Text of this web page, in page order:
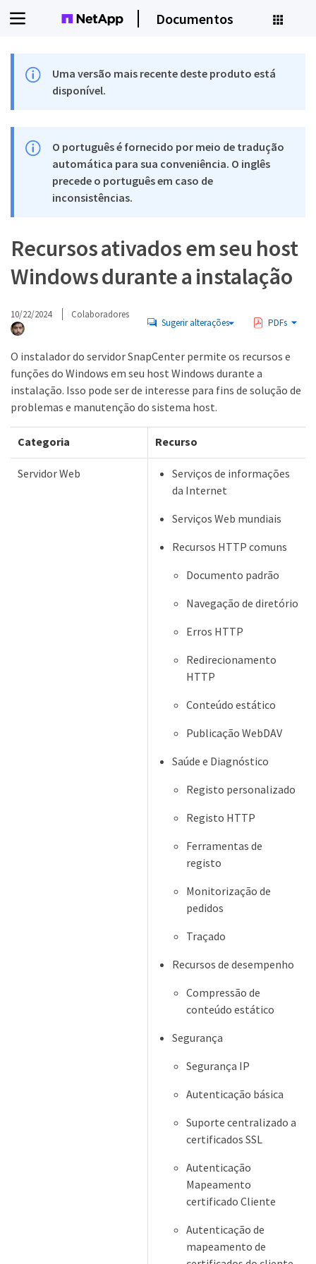
Documentos
Uma versão mais recente deste produto está
disponível.
O português é fornecido por meio de tradução
automática para sua conveniência. O inglês
precede o português em caso de
inconsistências.
Recursos ativados em seu host
Windows durante a instalação
10/22/2024 Colaboradores
Sugerir alterações PDFs
O instalador do servidor SnapCenter permite os recursos e
funções do Windows em seu host Windows durante a
instalação. Isso pode ser de interesse para fins de solução de
problemas e manutenção do sistema host.
Categoria Recurso
Servidor Web
Serviços de informações
da Internet
Serviços Web mundiais
Recursos HTTP comuns
Documento padrão
Navegação de diretório
Erros HTTP
Redirecionamento
HTTP
Conteúdo estático
Publicação WebDAV
Saúde e Diagnóstico
Registo personalizado
Registo HTTP
Ferramentas de
registo
Monitorização de
pedidos
Traçado
Recursos de desempenho
Compressão de
conteúdo estático
Segurança
Segurança IP
Autenticação básica
Suporte centralizado a
certificados SSL
Autenticação
Mapeamento
certificado Cliente
Autenticação de
mapeamento de